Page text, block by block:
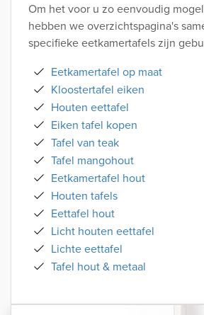
Om het voor u zo eenvoudig
hebben we overzichtspagina's
specifieke eetkamertafels zijn
Eetkamertafel op maat
Kloostertafel eiken
Houten eettafel
Eiken tafel kopen
Tafel van teak
Tafel mangohout
Eetkamertafel hout
Houten tafels
Eettafel hout
Licht houten eettafel
Lichte eettafel
Tafel hout & metaal